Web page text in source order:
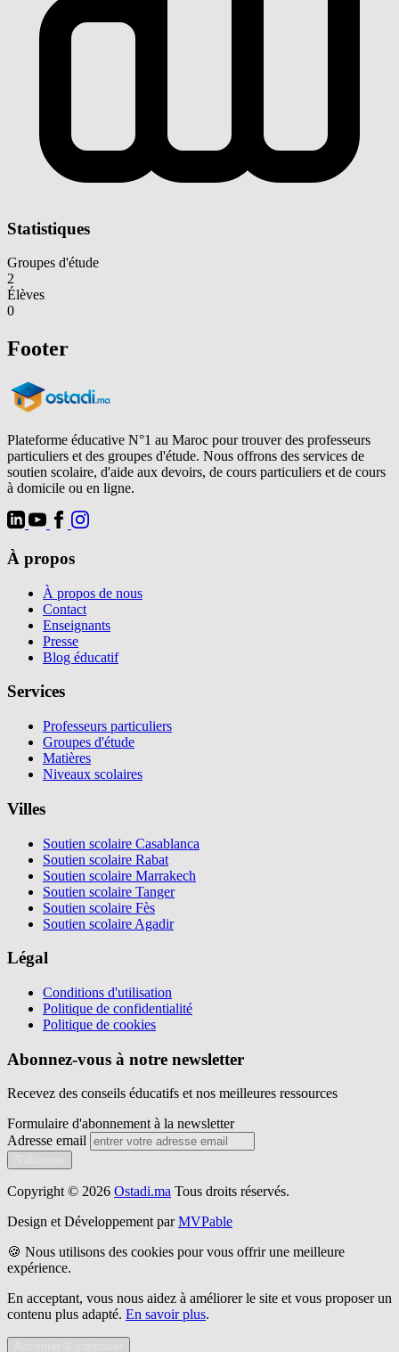
Statistiques
Groupes d'étude
2
Élèves
0
Footer
Plateforme éducative N°1 au Maroc pour trouver des professeurs
particuliers et des groupes d'étude. Nous offrons des services de
soutien scolaire, d'aide aux devoirs, de cours particuliers et de cours
à domicile ou en ligne.
À propos
À propos de nous
Contact
Enseignants
Presse
Blog éducatif
Services
Professeurs particuliers
Groupes d'étude
Matières
Niveaux scolaires
Villes
Soutien scolaire Casablanca
Soutien scolaire Rabat
Soutien scolaire Marrakech
Soutien scolaire Tanger
Soutien scolaire Fès
Soutien scolaire Agadir
Légal
Conditions d'utilisation
Politique de confidentialité
Politique de cookies
Abonnez-vous à notre newsletter
Recevez des conseils éducatifs et nos meilleures ressources
Formulaire d'abonnement à la newsletter
Adresse email
Copyright © 2026 Ostadi.ma Tous droits réservés.
Design et Développement par MVPable
🍪 Nous utilisons des cookies pour vous offrir une meilleure
expérience.
En acceptant, vous nous aidez à améliorer le site et vous proposer un
contenu plus adapté. En savoir plus.